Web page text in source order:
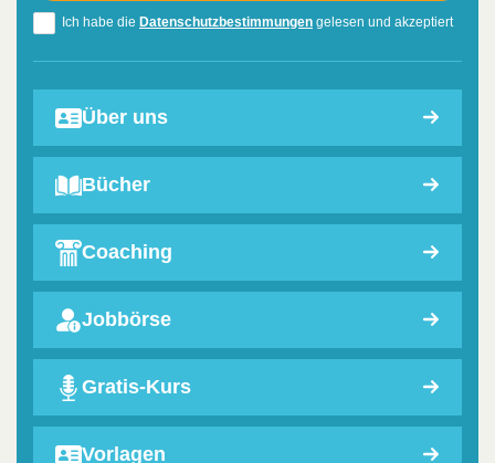
Ich habe die Datenschutzbestimmungen gelesen und akzeptiert
Über uns
Bücher
Coaching
Jobbörse
Gratis-Kurs
Vorlagen